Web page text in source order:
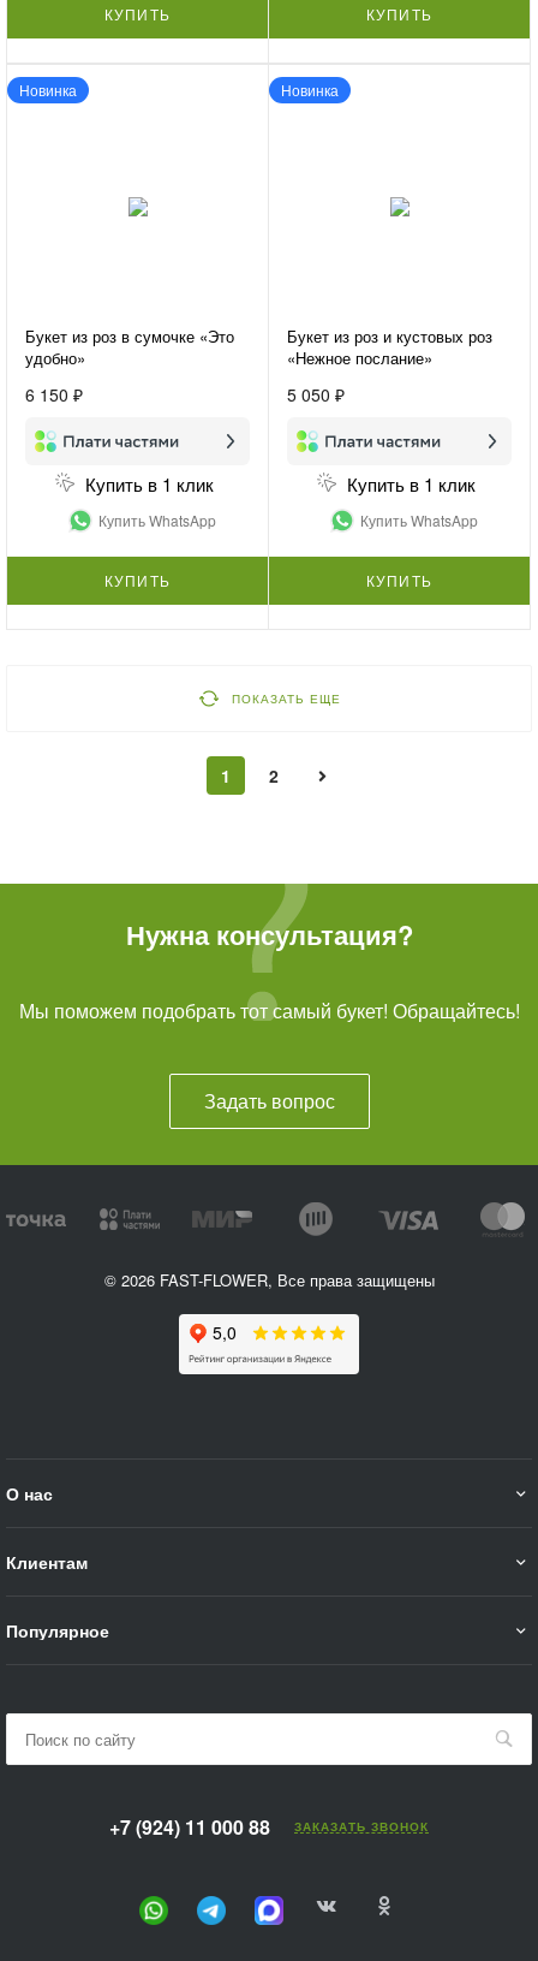
КУПИТЬ КУПИТЬ
Новинка
Букет из роз в сумочке «Это
удобно»
6 150 ₽
Купить в 1 клик
Купить WhatsApp
КУПИТЬ
Новинка
Букет из роз и кустовых роз
«Нежное послание»
5 050 ₽
Купить в 1 клик
Купить WhatsApp
КУПИТЬ
ПОКАЗАТЬ ЕЩЕ
1 2
Нужна консультация?
Мы поможем подобрать тот самый букет! Обращайтесь!
Задать вопрос
© 2026 FAST-FLOWER, Все права защищены
О нас
Клиентам
Популярное
+7 (924) 11 000 88 ЗАКАЗАТЬ ЗВОНОК